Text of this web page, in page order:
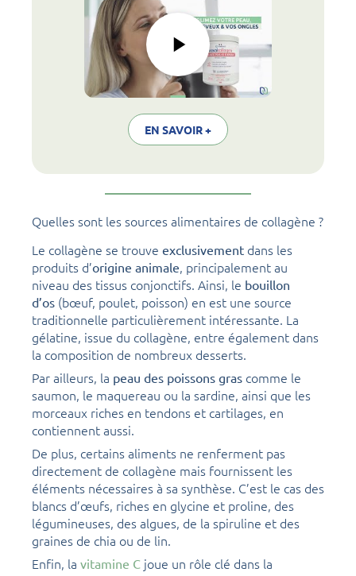
EN SAVOIR +
Quelles sont les sources alimentaires de collagène ?
Le collagène se trouve exclusivement dans les
produits d’origine animale, principalement au
niveau des tissus conjonctifs. Ainsi, le bouillon
d’os (bœuf, poulet, poisson) en est une source
traditionnelle particulièrement intéressante. La
gélatine, issue du collagène, entre également dans
la composition de nombreux desserts.
Par ailleurs, la peau des poissons gras comme le
saumon, le maquereau ou la sardine, ainsi que les
morceaux riches en tendons et cartilages, en
contiennent aussi.
De plus, certains aliments ne renferment pas
directement de collagène mais fournissent les
éléments nécessaires à sa synthèse. C’est le cas des
blancs d’œufs, riches en glycine et proline, des
légumineuses, des algues, de la spiruline et des
graines de chia ou de lin.
Enfin, la vitamine C joue un rôle clé dans la